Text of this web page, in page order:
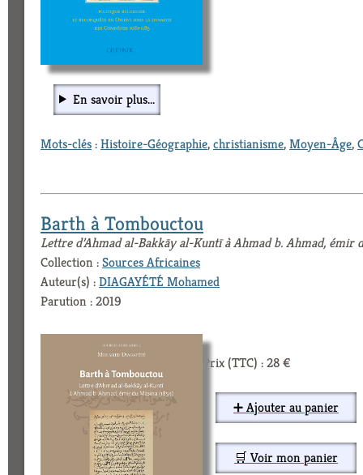
En savoir plus...
Mots-clés:Histoire-Géographie,christianisme,Moyen-Âge,
Barth à Tombouctou
Lettre d’Ahmad al-Bakkāy al-Kuntī à Ahmad b. Ahmad, émir
Collection :Sources Africaines
Auteur(s) :DIAGAYÉTÉ Mohamed
Parution : 2019
Prix (TTC) : 28 €
➕ Ajouter au panier
🛒 Voir mon panier